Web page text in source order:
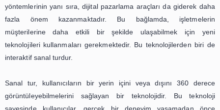
veya işyerlerini sanal olarak
daha iyi bir fikir edinmelerine ve
alma kararlarını daha kolay
nasıl yardımcı olduğunu
vurgulayabilirsiniz
Son yıllarda, teknolojinin gelişmesiyle birlikte birçok